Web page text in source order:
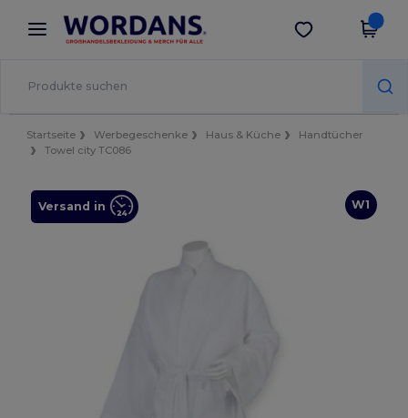
× Wordans App
Bessere Preise in der App!
App holen
Startseite Werbegeschenke Haus & Küche
Handtücher
Towel city TC086
W1
Versand in